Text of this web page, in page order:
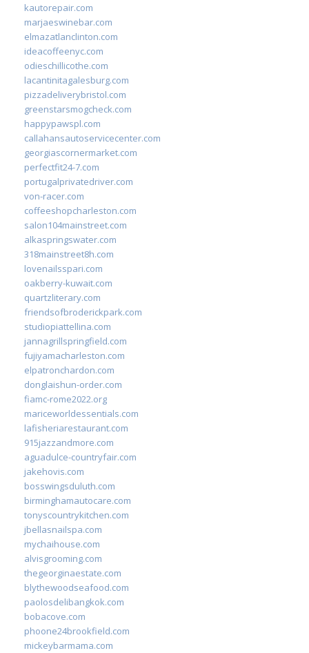
kautorepair.com
marjaeswinebar.com
elmazatlanclinton.com
ideacoffeenyc.com
odieschillicothe.com
lacantinitagalesburg.com
pizzadeliverybristol.com
greenstarsmogcheck.com
happypawspl.com
callahansautoservicecenter.com
georgiascornermarket.com
perfectfit24-7.com
portugalprivatedriver.com
von-racer.com
coffeeshopcharleston.com
salon104mainstreet.com
alkaspringswater.com
318mainstreet8h.com
lovenailsspari.com
oakberry-kuwait.com
quartzliterary.com
friendsofbroderickpark.com
studiopiattellina.com
jannagrillspringfield.com
fujiyamacharleston.com
elpatronchardon.com
donglaishun-order.com
fiamc-rome2022.org
mariceworldessentials.com
lafisheriarestaurant.com
915jazzandmore.com
aguadulce-countryfair.com
jakehovis.com
bosswingsduluth.com
birminghamautocare.com
tonyscountrykitchen.com
jbellasnailspa.com
mychaihouse.com
alvisgrooming.com
thegeorginaestate.com
blythewoodseafood.com
paolosdelibangkok.com
bobacove.com
phoone24brookfield.com
mickeybarmama.com